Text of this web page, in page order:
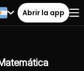
Abrir la app